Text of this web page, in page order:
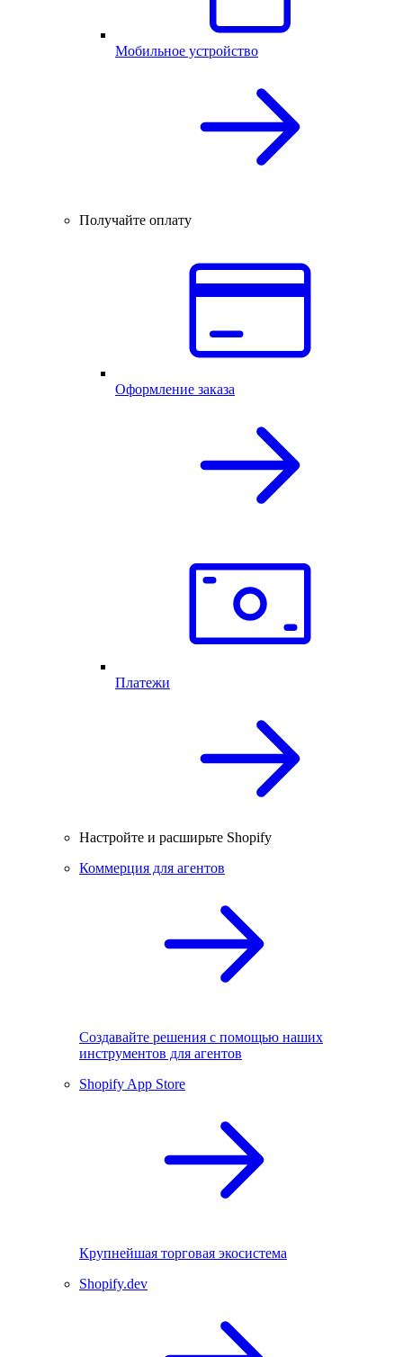
Мобильное устройство
Получайте оплату
Оформление заказа
Платежи
Настройте и расширьте Shopify
Коммерция для агентов
Создавайте решения с помощью наших
инструментов для агентов
Shopify App Store
Крупнейшая торговая экосистема
Shopify.dev